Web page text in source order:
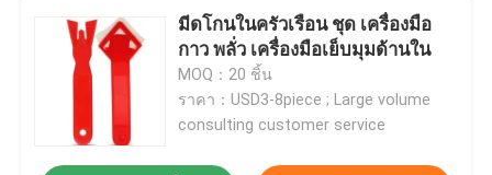
เกี่ยวกับเรา
ทัวร์โรงงาน
มีดโกนในครัวเรือน ชุด เครื่องมือ
กาว พลั่ว เครื่องมือเย็บมุมด้านใน
MOQ：20 ชิ้น
ราคา：USD3-8piece ; Large volume
consulting customer service